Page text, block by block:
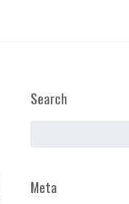
Search
Meta